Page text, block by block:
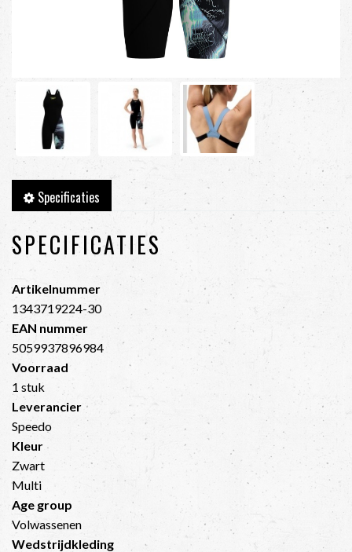
Specificaties
SPECIFICATIES
Artikelnummer
1343719224-30
EAN nummer
5059937896984
Voorraad
1 stuk
Leverancier
Speedo
Kleur
Zwart
Multi
Age group
Volwassenen
Wedstrijdkleding